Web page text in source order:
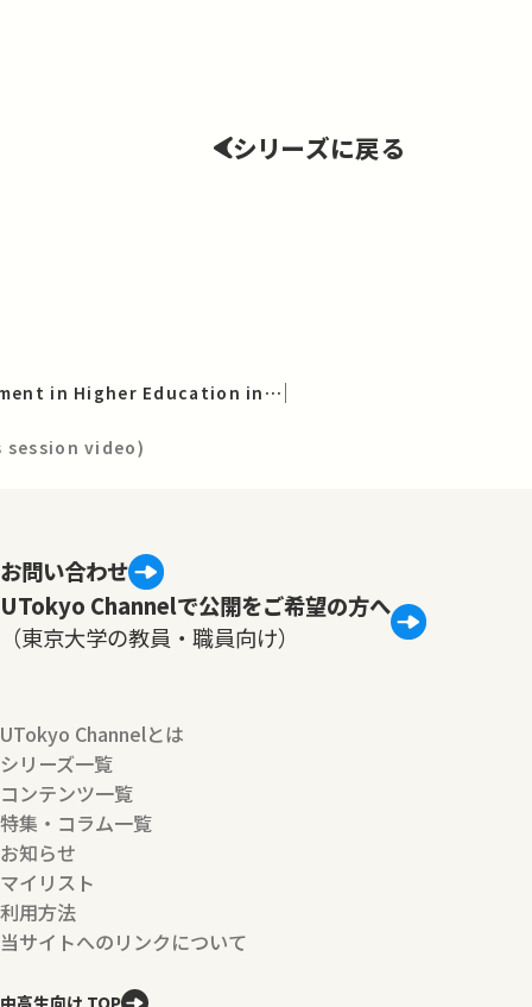
シリーズに戻る
Teaching Development in Higher Education in English／UTokyo Global Future Faculty Development Program（UTokyo Global FFDP）
session video)
お問い合わせ
UTokyo Channelで公開をご希望の方へ
（東京大学の教員・職員向け）
UTokyo Channelとは
シリーズ一覧
コンテンツ一覧
特集・コラム一覧
お知らせ
マイリスト
利用方法
当サイトへのリンクについて